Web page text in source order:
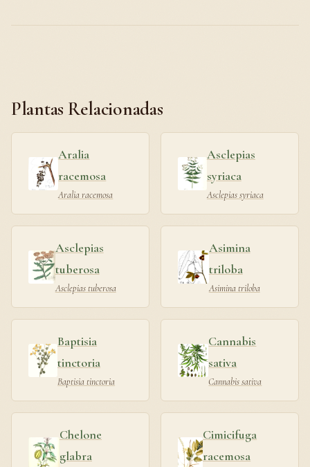
Plantas Relacionadas
Aralia
racemosa
Aralia racemosa
Asclepias
syriaca
Asclepias syriaca
Asclepias
tuberosa
Asclepias tuberosa
Asimina
triloba
Asimina triloba
Baptisia
tinctoria
Baptisia tinctoria
Cannabis
sativa
Cannabis sativa
Chelone
glabra
Cimicifuga
racemosa